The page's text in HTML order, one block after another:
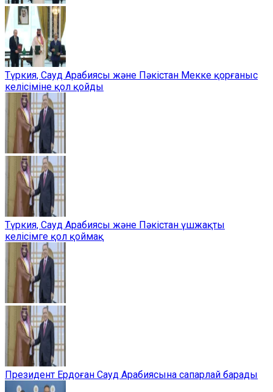
Түркия, Сауд Арабиясы және Пәкістан Мекке қорғаныс
келісіміне қол қойды
Түркия, Сауд Арабиясы және Пәкістан үшжақты
келісімге қол қоймақ
Президент Ердоған Сауд Арабиясына сапарлай барады